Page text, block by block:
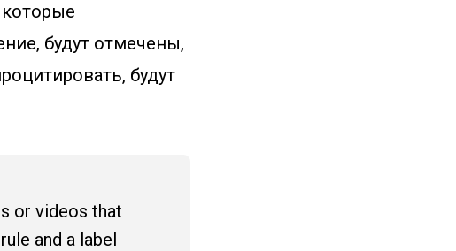
будут отмечены,
будут
or videos that
and a label